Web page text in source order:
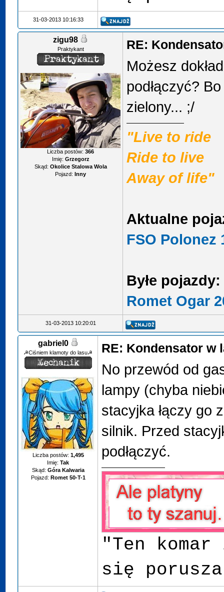
31-03-2013 10:16:33
zigu98
Praktykant
Liczba postów:366
Imię: Grzegorz
Skąd: Okolice Stalowa Wola
Pojazd: Inny
RE:
Możesz
podłączyć?
zielony... ;/
"Live to ride
Ride to live
Away of life"
Aktualne
FSO Polonez
Byłe pojazdy:
Romet Ogar
31-03-2013 10:20:01
gabriel0
☭Ciśniem klamoty do lasu☭
Liczba postów: 1,495
Imię: Tak
Skąd: Góra Kalwaria
Pojazd: Romet 50-T-1
RE: Kondensator w
No przewód od
lampy (chyba
stacyjka łączy go
silnik. Przed
podłączyć.
"Ten komar
się